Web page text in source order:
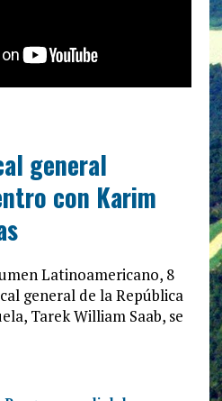
general
con Karim
Latinoamericano, 8
general de la República
Tarek William Saab, se